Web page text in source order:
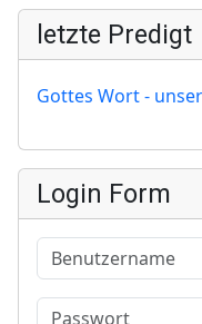
letzte Predigt
Gottes Wort -
Login Form
Benutzername
Passwort